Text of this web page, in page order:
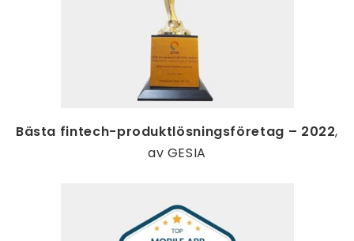
Bästa fintech-produktlösningsföretag – 2022,
av GESIA